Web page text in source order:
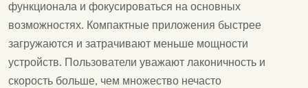
функционала и фокусироваться на основных
возможностях. Компактные приложения быстрее
загружаются и затрачивают меньше мощности
устройств. Пользователи уважают лаконичность и
скорость больше, чем множество нечасто